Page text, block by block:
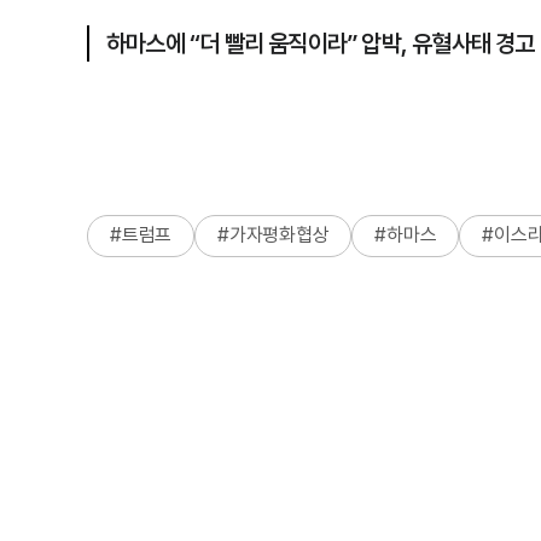
하마스에 “더 빨리 움직이라” 압박, 유혈사태 경고
#트럼프 #가자평화협상 #하마스 #이스